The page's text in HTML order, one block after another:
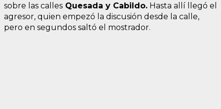
sobre las calles Quesada y Cabildo. Hasta allí llegó el
agresor, quien empezó la discusión desde la calle,
pero en segundos saltó el mostrador.